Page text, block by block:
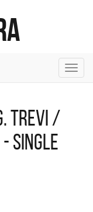
TREVI /
SINGLE